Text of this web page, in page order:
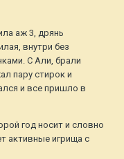
аж 3, дрянь
внутри без
С Али, брали
пару стирок и
и все пришло в
год носит и словно
активные игрища с